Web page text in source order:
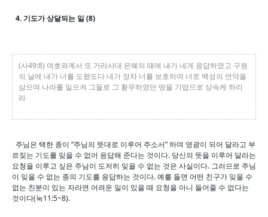
4. 기도가 상달되는 일 (8)
(사49:8) 여호와께서 또 가라사대 은혜의 때에 내가 네게 응답하였고 구원
의 날에 내가 너를 도왔도다 내가 장차 너를 보호하여 너로 백성의 언약을
삼으며 나라를 일으켜 그들로 그 황무하였던 땅을 기업으로 상속케 하리
라
주님은 택한 종이 “주님의 뜻대로 이루어 주소서” 하며 영광이 되어 달라고 부
르짖는 기도를 잊을 수 없어 응답해 준다는 것이다. 당신의 뜻을 이루어 달라는
요청을 이루고 싶은 주님이 도저히 잊을 수 없는 것은 사실이다. 그러므로 주님
이 잊을 수 없는 종의 기도를 응답하는 것이다. 예를 들면 어떤 친구가 잊을 수
없는 친분이 있는 자라면 어려운 일이 있을 때 요청을 아니 들어줄 수 없다는
것이다(눅11:5~8).